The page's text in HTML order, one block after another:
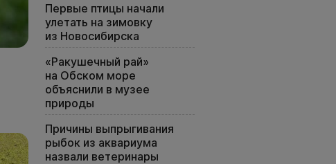
Первые птицы начали
улетать на зимовку
из Новосибирска
«Ракушечный рай»
на Обском море
объяснили в музее
природы
Причины выпрыгивания
рыбок из аквариума
назвали ветеринары